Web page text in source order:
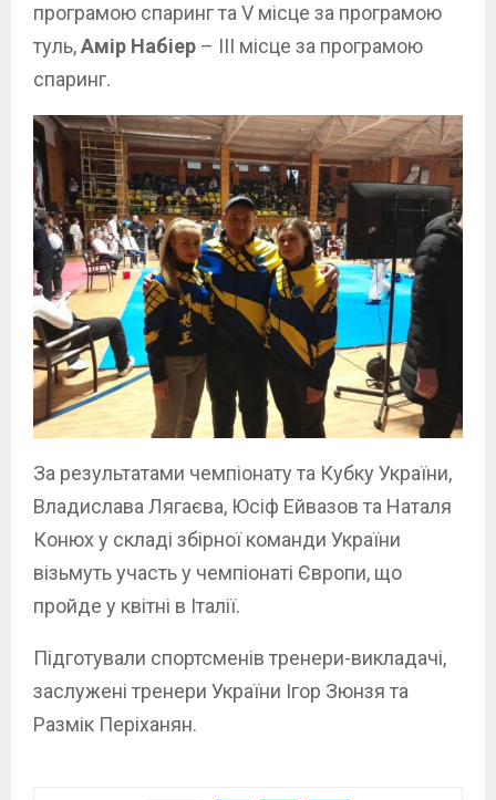
програмою спаринг та V місце за програмою
туль,Амір Набіер – ІІІ місце за програмою
спаринг.
За результатами чемпіонату та Кубку України,
Владислава Лягаєва, Юсіф Ейвазов та Наталя
Конюх у складі збірної команди України
візьмуть участь у чемпіонаті Європи, що
пройде у квітні в Італії.
Підготували спортсменів тренери-викладачі,
заслужені тренери України Ігор Зюнзя та
Размік Періханян.